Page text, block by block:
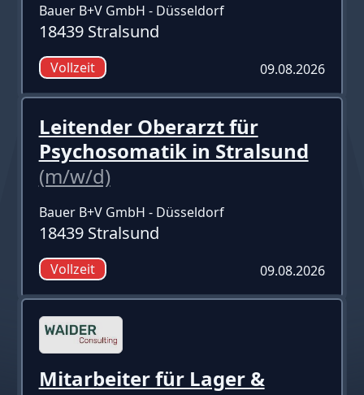
Bauer B+V GmbH - Düsseldorf
18439 Stralsund
Vollzeit 09.08.2026
Leitender Oberarzt für
Psychosomatik in Stralsund
(m/w/d)
Bauer B+V GmbH - Düsseldorf
18439 Stralsund
Vollzeit 09.08.2026
Mitarbeiter für Lager &